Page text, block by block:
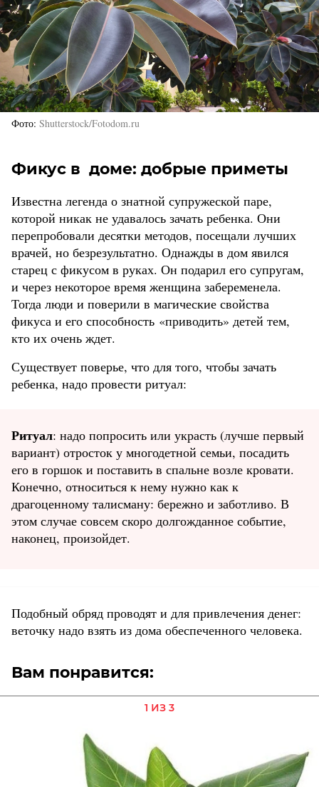
Фото Shutterstock/Fotodom.ru
Фикус в доме: добрые приметы
Известна легенда о знатной супружеской паре,
которой никак не удавалось зачать ребенка. Они
перепробовали десятки методов, посещали лучших
врачей, но безрезультатно. Однажды в дом явился
старец с фикусом в руках. Он подарил его супругам,
и через некоторое время женщина забеременела.
Тогда люди и поверили в магические свойства
фикуса и его способность «приводить» детей тем,
кто их очень ждет.
Существует поверье, что для того, чтобы зачать
ребенка, надо провести ритуал:
Ритуал: надо попросить или украсть (лучше первый
вариант) отросток у многодетной семьи, посадить
его в горшок и поставить в спальне возле кровати.
Конечно, относиться к нему нужно как к
драгоценному талисману: бережно и заботливо. В
этом случае совсем скоро долгожданное событие,
наконец, произойдет.
Подобный обряд проводят и для привлечения денег:
веточку надо взять из дома обеспеченного человека.
Вам понравится:
1 ИЗ 3